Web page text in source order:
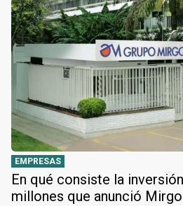
EMPRESAS
En qué consiste la
millones que anunció